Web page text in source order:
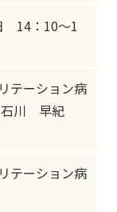
14：10～1
テーション病
石川 早紀
テーション病